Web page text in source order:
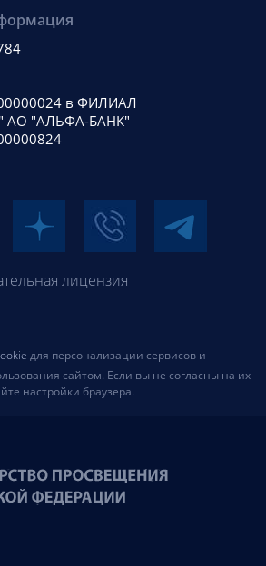
в ФИЛИАЛ
АО "АЛЬФА-БАНК"
лицензия
для персонализации сервисов и
сайтом. Если вы не согласны на их
настройки браузера.